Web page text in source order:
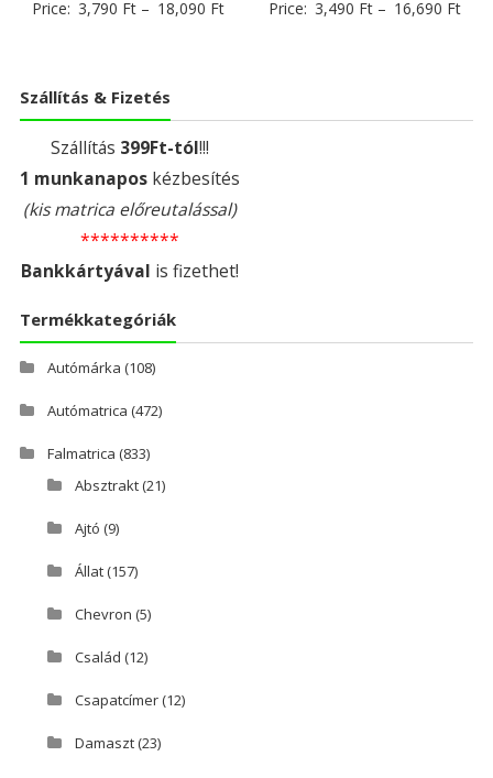
Price: 3,790 Ft – 18,090 Ft Price: 3,490 Ft– 16,690 Ft
Szállítás & Fizetés
Szállítás 399Ft-tól!!!
1 munkanaposkézbesítés
(kis matrica előreutalással)
**********
Bankkártyával is fizethet!
Termékkategóriák
Autómárka (108)
Autómatrica (472)
Falmatrica (833)
Absztrakt(21)
Ajtó (9)
Állat(157)
Chevron (5)
Család (12)
Csapatcímer(12)
Damaszt(23)